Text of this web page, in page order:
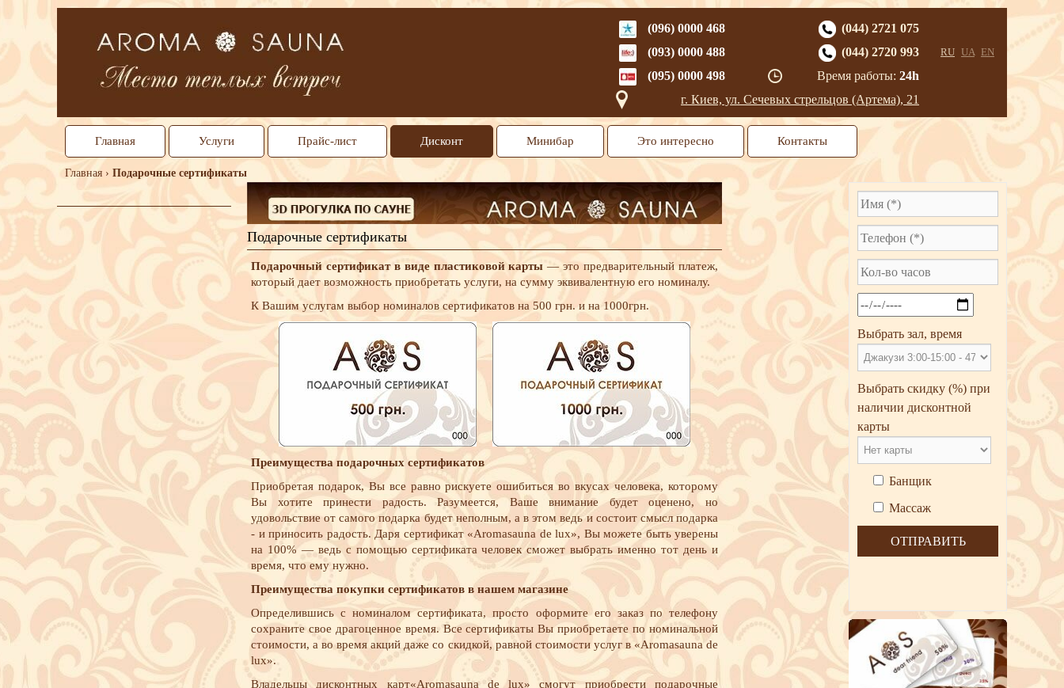
RU UA EN
(096) 0000 468
(093) 0000 488
(095) 0000 498
(044) 2721 075
(044) 2720 993
Время работы: 24h
г. Киев, ул. Сечевых стрельцов (Артема), 21
Главная Услуги Прайс-лист Дисконт Минибар Это интересно Контакты
Главная › Подарочные сертификаты
Выбрать зал, время
Выбрать скидку (%) при
наличии дисконтной
карты
Банщик
Массаж
Подарочные сертификаты
Подарочный сертификат в виде пластиковой карты — это предварительный платеж,
который дает возможность приобретать услуги, на сумму эквивалентную его номиналу.
К Вашим услугам выбор номиналов сертификатов на 500 грн. и на 1000грн.
Преимущества подарочных сертификатов
Приобретая подарок, Вы все равно рискуете ошибиться во вкусах человека, которому
Вы хотите принести радость. Разумеется, Ваше внимание будет оценено, но
удовольствие от самого подарка будет неполным, а в этом ведь и состоит смысл подарка
- и приносить радость. Даря сертификат «Aromasauna de lux», Вы можете быть уверены
на 100% — ведь с помощью сертификата человек сможет выбрать именно тот день и
время, что ему нужно.
Преимущества покупки сертификатов в нашем магазине
Определившись с номиналом сертификата, просто оформите его заказ по телефону
сохраните свое драгоценное время. Все сертификаты Вы приобретаете по номинальной
стоимости, а во время акций даже со скидкой, равной стоимости услуг в «Aromasauna de
lux».
Владельцы дисконтных карт«Aromasauna de lux» смогут приобрести подарочные